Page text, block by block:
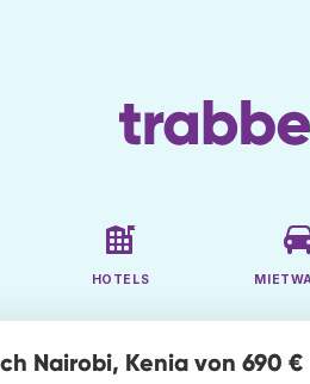
HOTELS
Nairobi, Kenia von 690 €